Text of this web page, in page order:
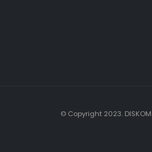
© Copyright 2023.